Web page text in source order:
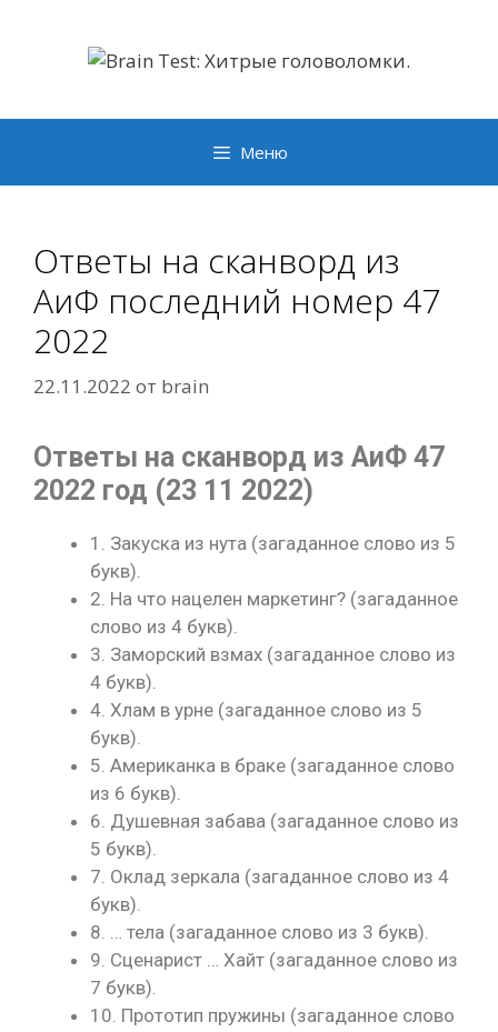
содержимому
Меню
Ответы на сканворд из
АиФ последний номер 47
2022
22.11.2022 от brain
Ответы на сканворд из АиФ 47
2022 год (23 11 2022)
1. Закуска из нута (загаданное слово из 5
букв).
2. На что нацелен маркетинг? (загаданное
слово из 4 букв).
3. Заморский взмах (загаданное слово из
4 букв).
4. Хлам в урне (загаданное слово из 5
букв).
5. Американка в браке (загаданное слово
из 6 букв).
6. Душевная забава (загаданное слово из
5 букв).
7. Оклад зеркала (загаданное слово из 4
букв).
8. … тела (загаданное слово из 3 букв).
9. Сценарист … Хайт (загаданное слово из
7 букв).
10. Прототип пружины (загаданное слово